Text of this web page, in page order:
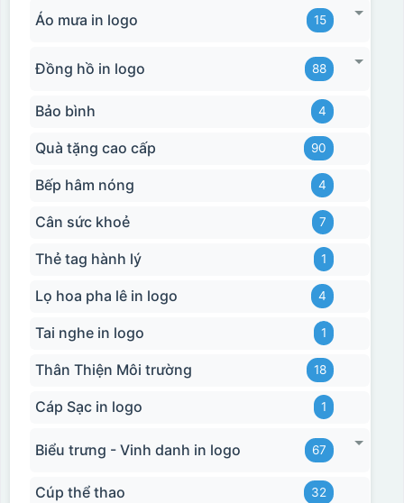
Hộp xi ly sứ
Áo mưa in logo 15
Đồng hồ in logo 88
Bảo bình 4
Quà tặng cao cấp 90
Bếp hâm nóng 4
Cân sức khoẻ 7
Thẻ tag hành lý 1
Lọ hoa pha lê in logo 4
Tai nghe in logo 1
Thân Thiện Môi trường 18
Cáp Sạc in logo 1
Biểu trưng - Vinh danh in logo 67
Cúp thể thao 32